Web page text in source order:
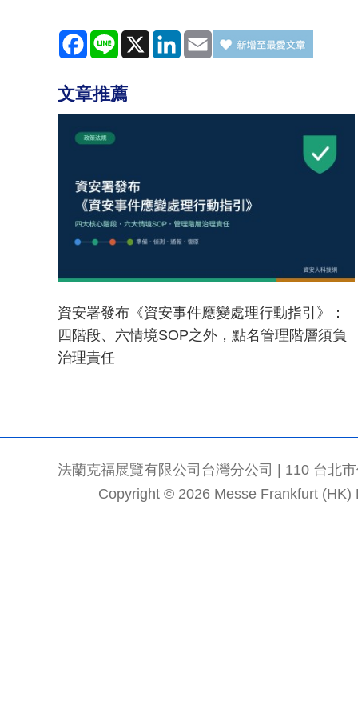
Facebook
Line X LinkedInEmail
文章推薦
資安署發布《資安事件應變處理行動指引》：
四階段、六情境SOP之外，點名管理階層須負
治理責任
法蘭克福展覽有限公司台灣分公司 | 110 台北
Copyright © 2026 Messe Frankfurt